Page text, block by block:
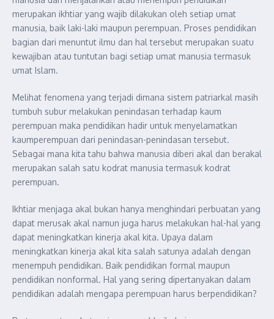
merupakan ikhtiar yang wajib dilakukan oleh setiap umat
manusia, baik laki-laki maupun perempuan. Proses pendidikan
bagian dari menuntut ilmu dan hal tersebut merupakan suatu
kewajiban atau tuntutan bagi setiap umat manusia termasuk
umat Islam.
Melihat fenomena yang terjadi dimana sistem patriarkal masih
tumbuh subur melakukan penindasan terhadap kaum
perempuan maka pendidikan hadir untuk menyelamatkan
kaumperempuan dari penindasan-penindasan tersebut.
Sebagai mana kita tahu bahwa manusia diberi akal dan berakal
merupakan salah satu kodrat manusia termasuk kodrat
perempuan.
Ikhtiar menjaga akal bukan hanya menghindari perbuatan yang
dapat merusak akal namun juga harus melakukan hal-hal yang
dapat meningkatkan kinerja akal kita. Upaya dalam
meningkatkan kinerja akal kita salah satunya adalah dengan
menempuh pendidikan. Baik pendidikan formal maupun
pendidikan nonformal. Hal yang sering dipertanyakan dalam
pendidikan adalah mengapa perempuan harus berpendidikan?